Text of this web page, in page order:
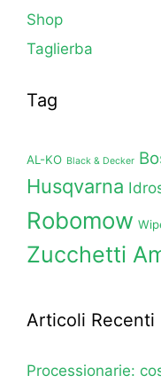
Shop
Taglierba
Tag
AL-KO Black & Decker
Husqvarna
Robomow
Zucchetti
Articoli Recenti
Processionarie: